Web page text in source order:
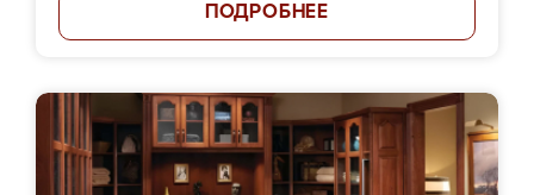
ПОДРОБНЕЕ